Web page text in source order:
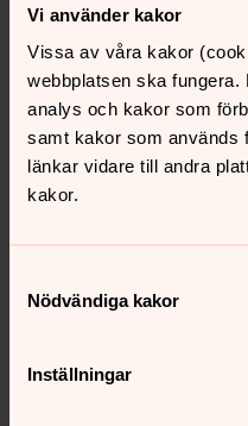
Vi använder kakor
Vissa av våra kakor
webbplatsen ska
analys och kakor som
samt kakor som används
länkar vidare till andra
kakor.
Nödvändiga kakor
Inställningar
information om
Till hemsidan
Senast ändrad 26 februari
Synpunkter eller
innehåll?
Dela